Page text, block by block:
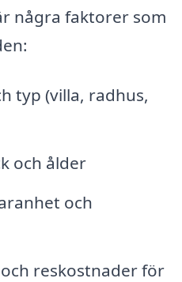
några faktorer som
typ (villa, radhus,
och ålder
och
reskostnader för